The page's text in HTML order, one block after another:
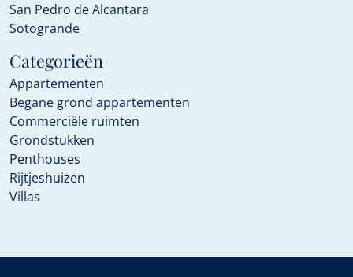
San Pedro de Alcantara
Sotogrande
Categorieën
Appartementen
Begane grond appartementen
Commerciële ruimten
Grondstukken
Penthouses
Rijtjeshuizen
Villas